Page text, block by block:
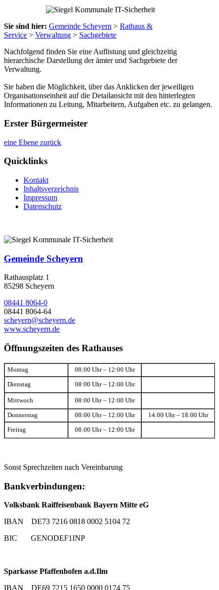
Sie sind hier: Gemeinde Scheyern > Rathaus &
Service > Verwaltung > Sachgebiete
Nachfolgend finden Sie eine Auflistung und gleichzeitig
hierarchische Darstellung der ämter und Sachgebiete der
Verwaltung.
Sie haben die Möglichkeit, über das Anklicken der jeweiligen
Organisationseinheit auf die Detailansicht mit den hinterlegten
Informationen zu Leitung, Mitarbeitern, Aufgaben etc. zu gelangen.
Erster Bürgermeister
eine Ebene zurück
Quicklinks
Kontakt
Inhaltsverzeichnis
Impressum
Datenschutz
Gemeinde Scheyern
Rathausplatz 1
85298 Scheyern
08441 8064-0
08441 8064-64
scheyern@scheyern.de
www.scheyern.de
Öffnungszeiten des Rathauses
Montag 08:00 Uhr – 12:00 Uhr
Dienstag 08:00 Uhr – 12:00 Uhr
Mittwoch 08:00 Uhr – 12:00 Uhr
Donnerstag 08:00 Uhr – 12:00 Uhr 14:00 Uhr – 18:00 Uhr
Freitag 08:00 Uhr – 12:00 Uhr
Sonst Sprechzeiten nach Vereinbarung
Bankverbindungen:
Volksbank Raiffeisenbank Bayern Mitte eG
IBAN DE73 7216 0818 0002 5104 72
BIC GENODEF1INP
Sparkasse Pfaffenhofen a.d.Ilm
IBAN DE69 7215 1650 0000 0174 75